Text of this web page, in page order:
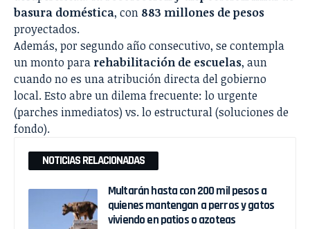
basura doméstica, con 883 millones de pesos
proyectados.
Además, por segundo año consecutivo, se contempla
un monto para rehabilitación de escuelas, aun
cuando no es una atribución directa del gobierno
local. Esto abre un dilema frecuente: lo urgente
(parches inmediatos) vs. lo estructural (soluciones de
fondo).
NOTICIAS RELACIONADAS
Multarán hasta con 200 mil pesos a
quienes mantengan a perros y gatos
viviendo en patios o azoteas